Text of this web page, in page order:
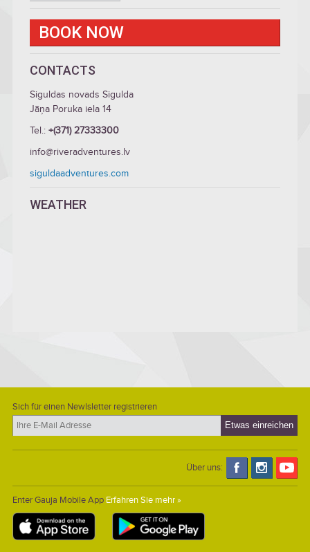
BOOK NOW
CONTACTS
Siguldas novads Sigulda
Jāņa Poruka iela 14
Tel.: +(371) 27333300
info@riveradventures.lv
siguldaadventures.com
WEATHER
Sich für einen Newlsletter registrieren
Über uns:
Enter Gauja Mobile App Erfahren Sie mehr »